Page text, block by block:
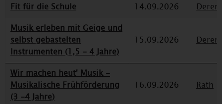
Fit für die Schule 14.09.2026
Musik erleben mit Geige und
selbst gebastelten
Instrumenten (1,5 - 4 Jahre)
15.09.2026
Wir machen heut' Musik -
Musikalische Frühförderung
(3 -4 Jahre)
16.09.2026 Rath